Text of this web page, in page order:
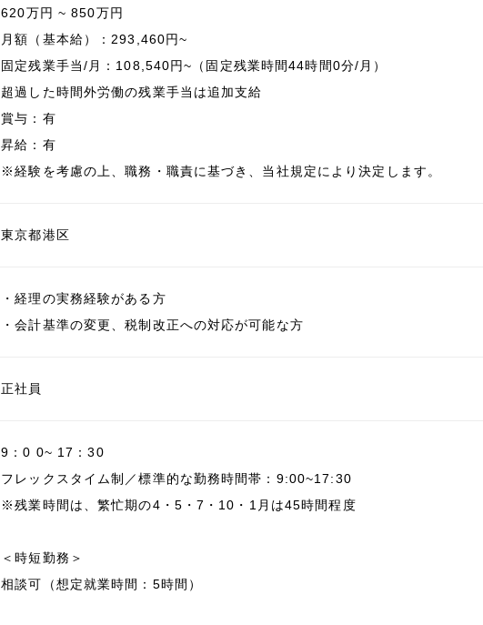
620万円 ~ 850万円
月額（基本給）：293,460円~
固定残業手当/月：108,540円~（固定残業時間44時間0分/月）
超過した時間外労働の残業手当は追加支給
賞与：有
昇給：有
※経験を考慮の上、職務・職責に基づき、当社規定により決定します。
東京都港区
・経理の実務経験がある方
・会計基準の変更、税制改正への対応が可能な方
正社員
9：0 0~ 17：30
フレックスタイム制／標準的な勤務時間帯：9:00~17:30
※残業時間は、繁忙期の4・5・7・10・1月は45時間程度
＜時短勤務＞
相談可（想定就業時間：5時間）